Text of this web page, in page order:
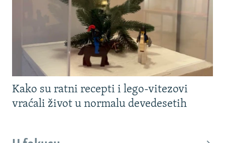
Kako su ratni recepti i lego-vitezovi
vraćali život u normalu devedesetih